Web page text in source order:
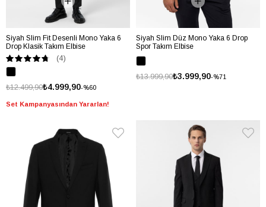
Siyah Slim Fit Desenli Mono Yaka 6
Drop Klasik Takım Elbise
(4)
%60
₺4.999,90
₺12.499,90
Set Kampanyasından Yararlan!
Siyah Slim Düz Mono Yaka 6 Drop
Spor Takım Elbise
%71
₺3.999,90
₺13.999,90